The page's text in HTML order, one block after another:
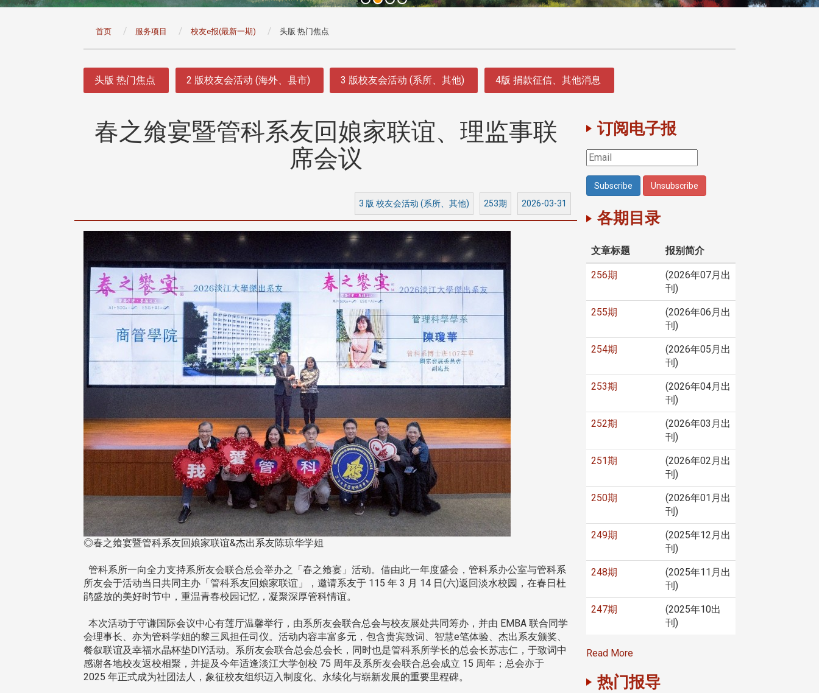
首页 服务项目 校友e报(最新一期) 头版 热门焦点
头版 热门焦点 2 版校友会活动 (海外、县市) 3 版校友会活动 (系所、其他) 4版 捐款征信、其他消息
春之飨宴暨管科系友回娘家联谊、理监事联
席会议
3 版 校友会活动 (系所、其他) 253期 2026-03-31
◎春之飨宴暨管科系友回娘家联谊&杰出系友陈琼华学姐
管科系所一向全力支持系所友会联合总会举办之「春之飨宴」活动。借由此一年度盛会，管科系办公室与管科系
所友会于活动当日共同主办「管科系友回娘家联谊」，邀请系友于 115 年 3 月 14 日(六)返回淡水校园，在春日杜
鹃盛放的美好时节中，重温青春校园记忆，凝聚深厚管科情谊。
本次活动于守谦国际会议中心有莲厅温馨举行，由系所友会联合总会与校友展处共同筹办，并由 EMBA 联合同学
会理事长、亦为管科学姐的黎三凤担任司仪。活动内容丰富多元，包含贵宾致词、智慧e笔体验、杰出系友颁奖、
餐叙联谊及幸福水晶杯垫DIY活动。系所友会联合总会总会长，同时也是管科系所学长的总会长苏志仁，于致词中
感谢各地校友返校相聚，并提及今年适逢淡江大学创校 75 周年及系所友会联合总会成立 15 周年；总会亦于
2025 年正式成为社团法人，象征校友组织迈入制度化、永续化与崭新发展的重要里程碑。
订阅电子报
各期目录
文章标题 报别简介
256期
(2026年07月出
刊)
255期
(2026年06月出
刊)
254期
(2026年05月出
刊)
253期
(2026年04月出
刊)
252期
(2026年03月出
刊)
251期
(2026年02月出
刊)
250期
(2026年01月出
刊)
249期
(2025年12月出
刊)
248期
(2025年11月出
刊)
247期
(2025年10出
刊)
Read More
热门报导